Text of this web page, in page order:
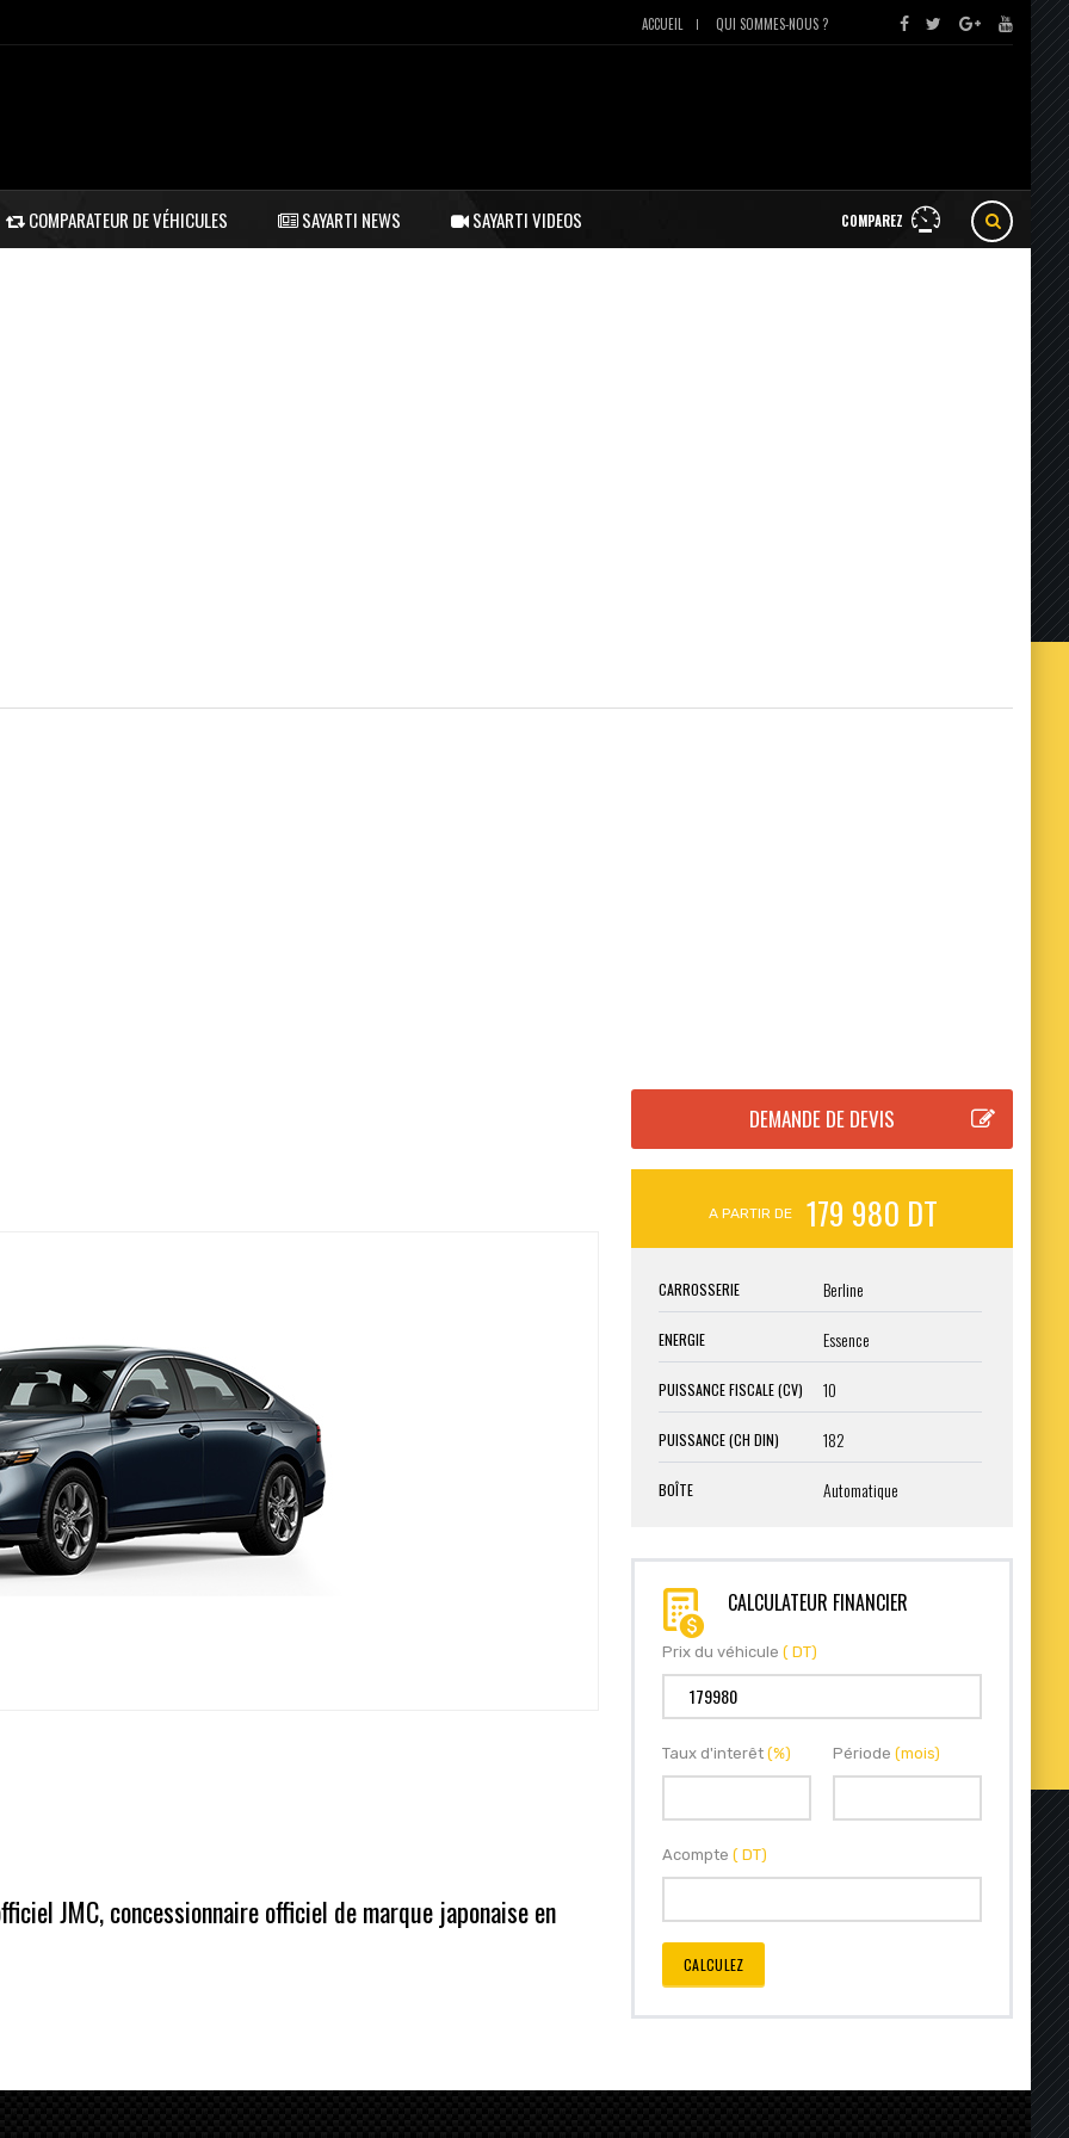
ACCUEIL QUI SOMMES-NOUS ?
COMPAREZ
COMPARATEUR DE VÉHICULES SAYARTI NEWS SAYARTI VIDEOS
JMC, concessionnaire officiel de marque japonaise en
A PARTIR DE 179 980 DT
CARROSSERIE Berline
ENERGIE Essence
PUISSANCE FISCALE (CV) 10
PUISSANCE (CH DIN) 182
BOÎTE Automatique
CALCULATEUR FINANCIER
Prix du véhicule ( DT)
Taux d'interêt (%) Période (mois)
Acompte ( DT)
CALCULEZ